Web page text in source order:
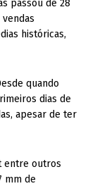
passou de 28
históricas,
quando
dias de
apesar de ter
entre outros
mm de